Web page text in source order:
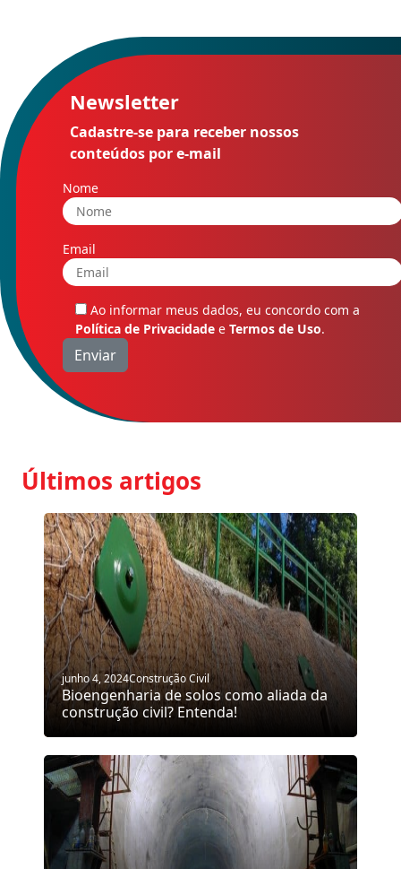
Newsletter
Cadastre-se para receber nossos
conteúdos por e-mail
Nome
Email
Ao informar meus dados, eu concordo com a
Política de Privacidade e Termos de Uso.
Últimos artigos
junho 4, 2024Construção Civil
Bioengenharia de solos como aliada da
construção civil? Entenda!